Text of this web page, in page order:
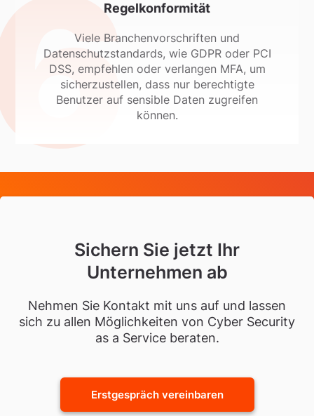
Regelkonformität
Viele Branchenvorschriften und
Datenschutzstandards, wie GDPR oder PCI
DSS, empfehlen oder verlangen MFA, um
sicherzustellen, dass nur berechtigte
Benutzer auf sensible Daten zugreifen
können.
Sichern Sie jetzt Ihr
Unternehmen ab
Nehmen Sie Kontakt mit uns auf und lassen
sich zu allen Möglichkeiten von Cyber Security
as a Service beraten.
Erstgespräch vereinbaren